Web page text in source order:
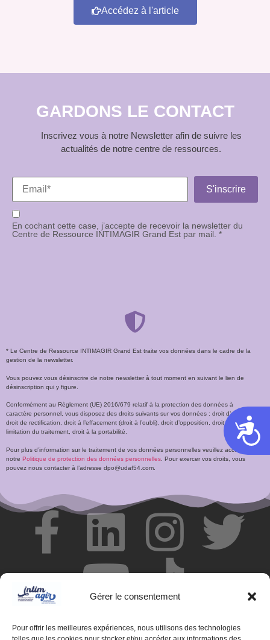
Gérer le consentement
Pour offrir les meilleures expériences, nous utilisons des technologies
Accédez à l'article
GARDONS LE CONTACT
Inscrivez vous à notre Newsletter afin de suivre les
actualités de notre centre de ressources.
En cochant cette case, j’accepte de recevoir la newsletter du
Centre de Ressource INTIMAGIR Grand Est par mail. *
* Le Centre de Ressource INTIMAGIR Grand Est traite vos données dans le cadre de la
gestion de la newsletter.
Vous pouvez vous désinscrire de notre newsletter à tout moment en suivant le lien de
désinscription qui y figure.
Conformément au Règlement (UE) 2016/679 relatif à la protection des données à
caractère personnel, vous disposez des droits suivants sur vos données : droit d’accès,
droit de rectification, droit à l’effacement (droit à l’oubli), droit d’opposition, droit à la
limitation du traitement, droit à la portabilité.
Pour plus d’information sur le traitement de vos données personnelles veuillez accéder à
notre Politique de protection des données personnelles . Pour exercer vos droits, vous
pouvez nous contacter à l’adresse dpo@udaf54.com.